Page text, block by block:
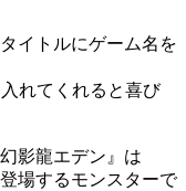
イトルにゲーム名を
れてくれると喜び
影龍エデン』は
場するモンスターで